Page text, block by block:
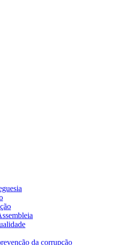
da corrupção